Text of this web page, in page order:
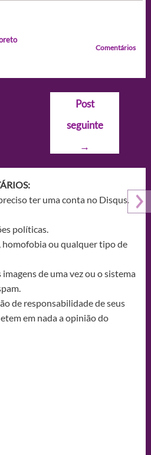
Comentários
Post
seguinte
→
ter uma conta no Disqus.
políticas.
homofobia ou qualquer tipo de
de uma vez ou o sistema
de responsabilidade de seus
em nada a opinião do